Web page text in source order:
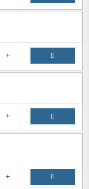
+
+
+